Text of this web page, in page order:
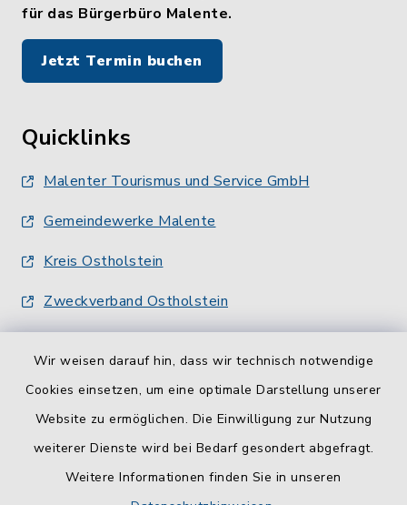
Wir weisen darauf hin, dass wir technisch notwendige
Cookies einsetzen, um eine optimale Darstellung unserer
Website zu ermöglichen. Die Einwilligung zur Nutzung
weiterer Dienste wird bei Bedarf gesondert abgefragt.
Weitere Informationen finden Sie in unseren
für das Bürgerbüro Malente.
Jetzt Termin buchen
Quicklinks
Malenter Tourismus und Service GmbH
Gemeindewerke Malente
Kreis Ostholstein
Zweckverband Ostholstein
Barrierefreiheit